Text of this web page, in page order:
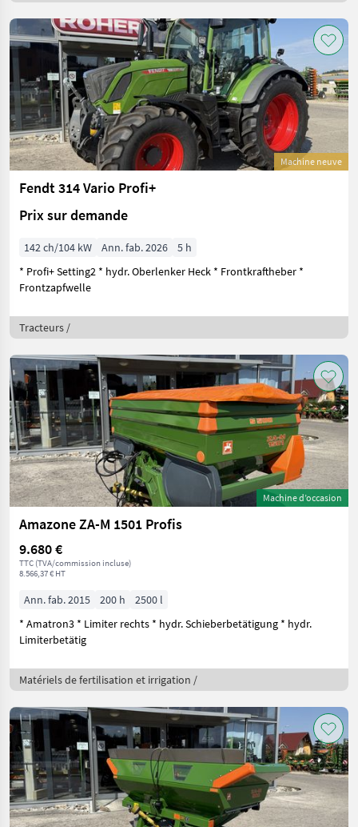
Machine neuve
Fendt 314 Vario Profi+
Prix sur demande
142 ch/104 kW Ann. fab. 2026
5 h
* Profi+ Setting2 * hydr. Oberlenker Heck * Frontkraftheber *
Frontzapfwelle
Tracteurs /
Machine d’occasion
Amazone ZA-M 1501 Profis
9.680 €
TTC (TVA/commission incluse)
8.566,37 € HT
Ann. fab. 2015 200 h
2500 l
* Amatron3 * Limiter rechts * hydr. Schieberbetätigung * hydr.
Limiterbetätig
Matériels de fertilisation et irrigation /